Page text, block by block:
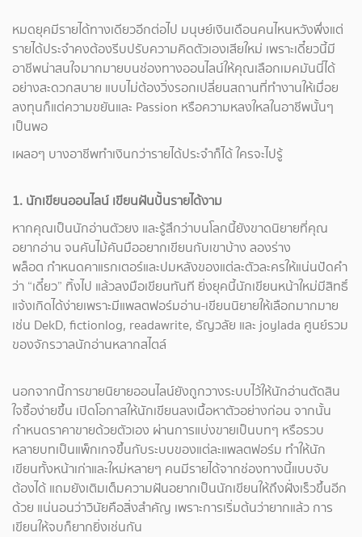
หมดยุคมีรายได้ทางเดียวอีกต่อไป มนุษย์เงินเดือนคนไหนหวังพึ่งแต่
รายได้ประจำคงต้องรีบปรับความคิดตัวเองเสียใหม่ เพราะเดี๋ยวนี้มี
อาชีพน่าสนใจมากมายบนช่องทางออนไลน์ให้คุณเลือกเมคมันนี่ได้
อย่างสะดวกสบาย แบบไม่ต้องวิ่งรอกเปลี่ยนสถานที่ทำงานให้เมื่อย
ลงทุนก็แต่ความขยันและ Passion หรือความหลงใหลในอาชีพนั้นๆ
เป็นพอ
เผลอๆ บางอาชีพทำเงินกว่ารายได้ประจำก็ได้ ใครจะไปรู้
1. นักเขียนออนไลน์ เขียนฝันปั้นรายได้งาม
หากคุณเป็นนักอ่านตัวยง และรู้สึกว่าบนโลกนี้ยังขาดนิยายที่คุณ
อยากอ่าน จนคันไม้คันมืออยากเขียนกับเขาบ้าง ลองร่าง
พล็อต กำหนดคาแรกเตอร์และปมหลังของแต่ละตัวละครให้แน่นปัดคำ
ว่า “เดี๋ยว” ทิ้งไป แล้วลงมือเขียนทันที ยิ่งยุคนี้นักเขียนหน้าใหม่มีสิทธิ์
แจ้งเกิดได้ง่ายเพราะมีแพลตฟอร์มอ่าน-เขียนนิยายให้เลือกมากมาย
เช่น DekD, fictionlog, readawrite, ธัญวลัย และ joylada ศูนย์รวม
ของจักรวาลนักอ่านหลากสไตล์
นอกจากนี้การขายนิยายออนไลน์ยังถูกวางระบบไว้ให้นักอ่านตัดสิน
ใจซื้อง่ายขึ้น เปิดโอกาสให้นักเขียนลงเนื้อหาตัวอย่างก่อน จากนั้น
กำหนดราคาขายด้วยตัวเอง ผ่านการแบ่งขายเป็นบทๆ หรือรวบ
หลายบทเป็นแพ็กเกจขึ้นกับระบบของแต่ละแพลตฟอร์ม ทำให้นัก
เขียนทั้งหน้าเก่าและใหม่หลายๆ คนมีรายได้จากช่องทางนี้แบบจับ
ต้องได้ แถมยังเติมเต็มความฝันอยากเป็นนักเขียนให้ถึงฝั่งเร็วขึ้นอีก
ด้วย แน่นอนว่าวินัยคือสิ่งสำคัญ เพราะการเริ่มต้นว่ายากแล้ว การ
เขียนให้จบก็ยากยิ่งเช่นกัน